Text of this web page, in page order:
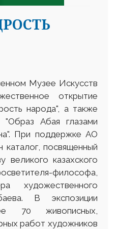
Музее Искусств
открытие
народа", а также
"Образ Абая глазами
При поддержке АО
каталог, посвященный
великого казахского
философа,
художественного
В экспозиции
70 живописных,
работ художников